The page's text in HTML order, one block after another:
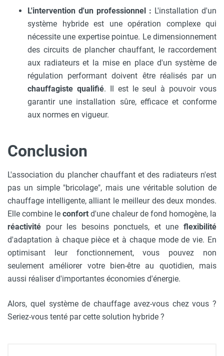
L'intervention d'un professionnel : L'installation d'un
système hybride est une opération complexe qui
nécessite une expertise pointue. Le dimensionnement
des circuits de plancher chauffant, le raccordement
aux radiateurs et la mise en place d'un système de
régulation performant doivent être réalisés par un
chauffagiste qualifié. Il est le seul à pouvoir vous
garantir une installation sûre, efficace et conforme
aux normes en vigueur.
Conclusion
L'association du plancher chauffant et des radiateurs n'est
pas un simple "bricolage", mais une véritable solution de
chauffage intelligente, alliant le meilleur des deux mondes.
Elle combine leconfort d'une chaleur de fond homogène, la
réactivité pour les besoins ponctuels, et une flexibilité
d'adaptation à chaque pièce et à chaque mode de vie. En
optimisant leur fonctionnement, vous pouvez non
seulement améliorer votre bien-être au quotidien, mais
aussi réaliser d'importantes économies d'énergie.
Alors, quel système de chauffage avez-vous chez vous ?
Seriez-vous tenté par cette solution hybride ?